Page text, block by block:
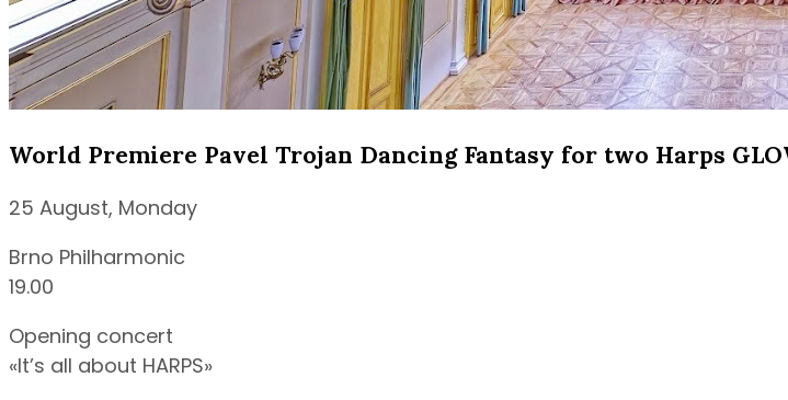
World Premiere Pavel Trojan Dancing Fantasy for two Harps
25 August, Monday
Brno Philharmonic
19.00
Opening concert
«It’s all about HARPS»